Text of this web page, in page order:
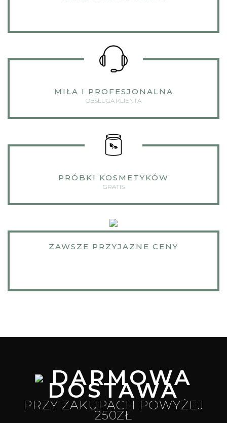
MIŁA I PROFESJONALNA
OBSŁUGA KLIENTA
PRÓBKI KOSMETYKÓW
GRATIS
ZAWSZE PRZYJAZNE CENY
DARMOWA
DOSTAWA
PRZY ZAKUPACH POWYŻEJ
250ZŁ